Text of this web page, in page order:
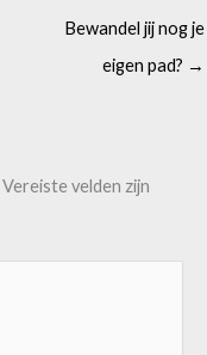
Bewandel jij nog je
eigen pad? →
Vereiste velden zijn